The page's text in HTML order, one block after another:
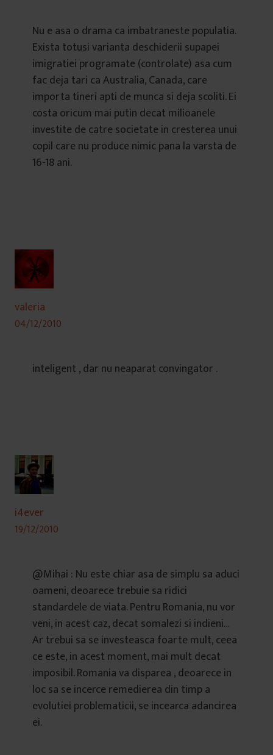
Nu e asa o drama ca imbatraneste populatia.
Exista totusi varianta deschiderii supapei
imigratiei programate (controlate) asa cum
fac deja tari ca Australia, Canada, care
importa tineri apti de munca si deja scoliti. Ei
costa oricum mai putin decat milioanele
investite de catre societate in cresterea unui
copil care nu produce nimic pana la varsta de
16-18 ani.
valeria
04/12/2010
inteligent , dar nu neaparat convingator .
i4ever
19/12/2010
@Mihai : Nu este chiar asa de simplu sa aduci
oameni, deoarece trebuie sa ridici
standardele de viata. Pentru Romania, nu vor
veni, in acest caz, decat somalezi si indieni…
Ar trebui sa se investeasca foarte mult, ceea
ce este, in acest moment, mai mult decat
imposibil. Romania va disparea , deoarece in
loc sa se incerce remedierea din timp a
evolutiei problematicii, se incearca adancirea
ei.